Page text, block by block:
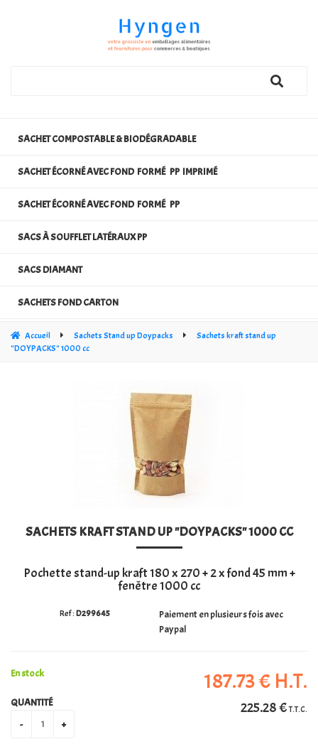
SACHET COMPOSTABLE & BIODÉGRADABLE
SACHET ÉCORNÉ AVEC FOND FORMÉ PP IMPRIMÉ
SACHET ÉCORNÉ AVEC FOND FORMÉ PP
SACS À SOUFFLET LATÉRAUX PP
SACS DIAMANT
SACHETS FOND CARTON
CÔNE CRISTAL TRANSPARENT
SACS PP À FOND CROISÉ OPP 30 MY
SACS À FOND CARRÉ ÉPAIS 60MY
SACHETS STAND UP DOYPACKS
SACS CARRÉS EN CRISTAL TRANSPARENT (PP)
Accueil Sachets Stand up Doypacks
Sachets kraft stand up
"DOYPACKS" 1000 cc
SACHETS KRAFT STAND UP "DOYPACKS" 1000 CC
Pochette stand-up kraft 180 x 270 + 2 x fond 45 mm +
fenêtre 1000 cc
Paiement en plusieurs fois avec
Paypal
D299645
187.73€ H.T.
225.28€T.T.C.
En stock
QUANTITÉ